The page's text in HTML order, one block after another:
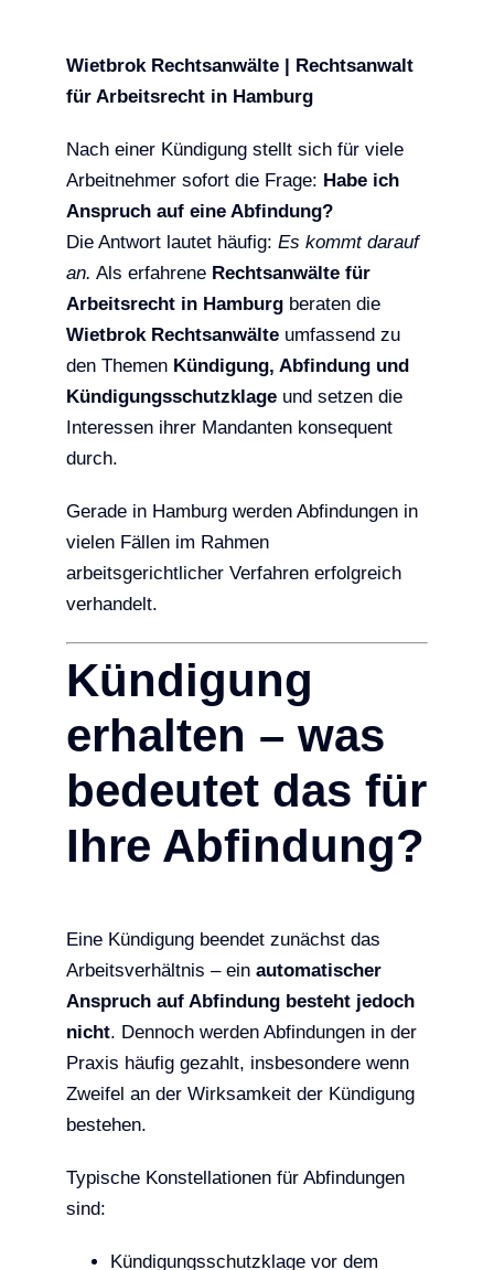
Wietbrok Rechtsanwälte | Rechtsanwalt
für Arbeitsrecht in Hamburg
Nach einer Kündigung stellt sich für viele
Arbeitnehmer sofort die Frage: Habe ich
Anspruch auf eine Abfindung?
Die Antwort lautet häufig: Es kommt darauf
an. Als erfahrene Rechtsanwälte für
Arbeitsrecht in Hamburgberaten die
Wietbrok Rechtsanwälteumfassend zu
den Themen Kündigung, Abfindung und
Kündigungsschutzklageund setzen die
Interessen ihrer Mandanten konsequent
durch.
Gerade in Hamburg werden Abfindungen in
vielen Fällen im Rahmen
arbeitsgerichtlicher Verfahren erfolgreich
verhandelt.
Kündigung
erhalten – was
bedeutet das für
Ihre Abfindung?
Eine Kündigung beendet zunächst das
Arbeitsverhältnis – ein automatischer
Anspruch auf Abfindung besteht jedoch
nicht. Dennoch werden Abfindungen in der
Praxis häufig gezahlt, insbesondere wenn
Zweifel an der Wirksamkeit der Kündigung
bestehen.
Typische Konstellationen für Abfindungen
sind:
Kündigungsschutzklage vor dem